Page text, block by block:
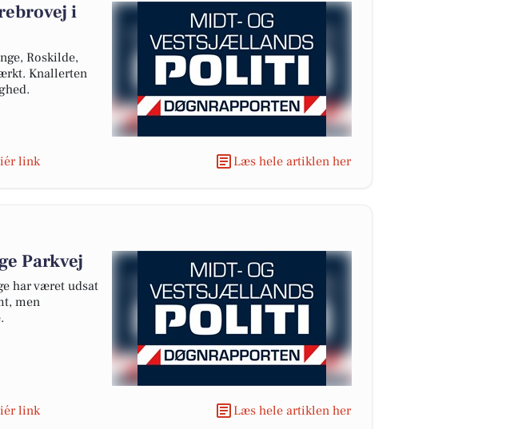
i
Roskilde,
Knallerten
link Læs hele artiklen her
Parkvej
har været udsat
men
link Læs hele artiklen her